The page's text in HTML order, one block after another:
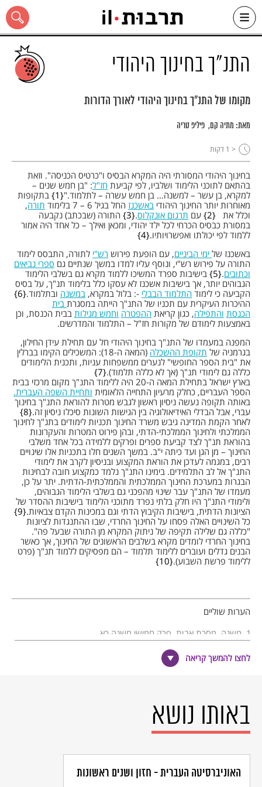
Skip
content
כל האתר
התנ"ך בחינוך היהודי
מקומו של התנ"ך בחינוך היהודי לאורך הדורות
מאת: מתיה קם פיליפ טריה
< 1 דקות
בחינוך היהודי המסורתי היה המקרא הבסיס ו"כרטיס הכניסה". וזאת
בהתאם לתוכני הלימוד ושלביו, לפי קביעת חז"ל: "בן חמש שנים –
למקרא, בן עשר – למשנה… בן חמש עשרה – לתלמוד." 1 בתקופות
מאוחרות יותר החינוך היהודי באשכנז החל בגיל 6 – 7 בלימוד תורה,
וכלל את
2 עם תרגום אונקלוס.
3 התורה (שבכתב) נקבעה
במסורת כבסיס הכרחי לכל ילד יהודי, ומכאן ואילך – כל אחד היה אמור
ללמוד לפי יכולתו ואפשרויותיו. 4
באשכנז של ימי הביניים, עם הופעת פירוש רש"י לתורה, התבסס לימוד
התורה על פירוש רש"י, ונוסף עליו למדו במשך שנתיים גם ספרי נביאים
וכתובים.
5 בישיבות ספרד המשיכו ללמוד מקרא גם בשלבי הלימוד
הגבוהים יותר, אך בישיבות אשכנז לא עסקו כלל בלימוד תנ"ך, על בסיס
הקביעה כי לימוד התלמוד הבבלי -: בלול במקרא, במשנה ובתלמוד. 6
ההיכרות העיקרית עם תכניו של התנ"ך הייתה במסגרת בית
הכנסת והתפילה, כגון קריאת ההפטרה וחמש מגילות בבית הכנסת, וכן
באמצעות לימודם של מקורות חז"ל – התלמוד והמדרשים.
המפנה במעמדו של התנ"ך בחינוך היהודי חל עם תחילת עידן החילון,
בגרמניה של תקופת ההשכלה
(המאה ה-18): המשכילים הקימו בברלין
את "בית הספר החופשי" לנערים ממשפחות עניות, ותכנית הלימודים
כללה גם לימודי תנ"ך (אך לא כללה תלמוד). 7
בארץ ישראל בתחילת המאה ה-20 היה ללימוד התנ"ך מקום מרכזי בבית
הספר העבריים, כחלק מרעיון התחייה הלאומית ותחיית השפה העברית.
באותה תקופה נעשה ניסיון ראשון לגבש מטרות להוראת התנ"ך בחינוך
עברי, אבל הבדלי האידיאולוגיה בין הגישות השונות סיכלו ניסיון זה. 8
לאחר הקמת המדינה גיבש משרד החינוך תכניות לימודים בתנ"ך לחינוך
הממלכתי ולחינוך הממלכתי-הדתי, ובהן פירוט המטרות והעקרונות
בהוראת תנ"ך לצד קביעת ספרים ופרקים ללמידה בכל אחד משלבי
החינוך – מן הגן ועד כיתה י"ב. במשך השנים חלו בתכניות אלו שינויים
רבים, במגמה לעדכן את הוראת המקצוע ובניסיון לקרב את לימודי
התנ"ך אל לב התלמידים. בימינו התנ"ך נלמד כמקצוע חובה לבחינות
הבגרות במערכת החינוך הממלכתית והממלכתית-הדתית. יתר על כן,
מעמדו של התנ"ך עבר שינוי מהפכני גם בשלבי הלימוד הגבוהים,
ולימודי התנ"ך היו חלק בלתי נפרד מתוכני הלימוד בישיבות ההסדר של
הציונות הדתית, בישיבות הקיבוץ הדתי וגם במכינות הקדם צבאיות. 9
כל השינויים האלה פסחו על החינוך החרדי, שבו ההתנגדות לציונות
"כללה גם שלילה תקיפה של ניתוק המקרא מן התורה שבעל פה".
בחינוך החרדי לומדים מקרא בשלבים הראשונים של החינוך, אך כאשר
הבנים גדלים ועוברים ללימוד תלמוד – הם מפסיקים ללמוד תנ"ך (פרט
ללימוד פרשת השבוע). 10
הערות שוליים
משנה, מסכת אבות, פרק חמישי משנה כא.
שחומש ויקרא עוסק בקרבנות שהם טהורים - וגם הילדים הצעירים -
יצאו נגד גישה זו וקראו להרבות בלימוד מקרא.
"יש זוכה למקרא, ויש זוכה למשנה, ויש לתלמוד, ויש לאגדה - ויש
זוכה לכולם" (ויקרא רבה, פרשה טו).
החינוך היהודי, וכהמלצת חז"ל.
לחצו להמשך קריאה
באותו נושא
האוניברסיטה העברית - חזון ושנים ראשונות